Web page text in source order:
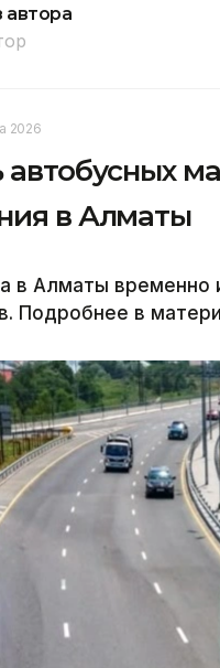
автора
2026
автобусных
в Алматы
в Алматы
Подробнее в